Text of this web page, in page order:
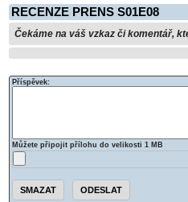
RECENZE PRENS S01E08
Čekáme na váš vzkaz či komentář,
Příspěvek:
Můžete připojit přílohu do velikosti 1 MB